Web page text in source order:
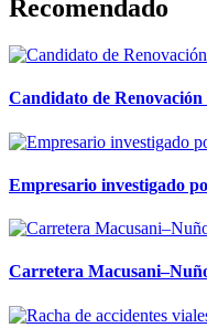
Recomendado
Candidato de
Empresario investigado
Carretera